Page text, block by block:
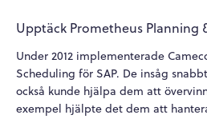
Upptäck Prometheus Planning
Under 2012 implementerade
Scheduling för SAP. De insåg
också kunde hjälpa dem att
exempel hjälpte det dem att